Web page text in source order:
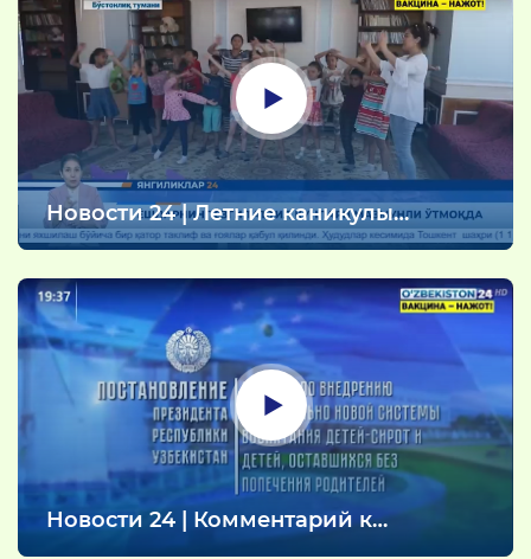
Новости 24 | Летние каникулы
молодёжи проходят содержательно
Новости 24 | Комментарий к
Постановлению Президента